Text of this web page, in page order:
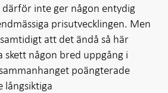
inte ger någon entydig
prisutvecklingen. Men
att det ändå så här
skett någon bred uppgång i
poängterade
långsiktiga